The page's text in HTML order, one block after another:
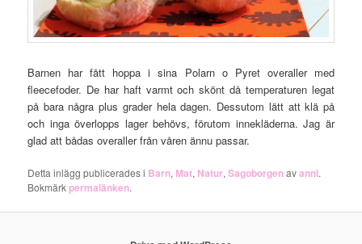
Barnen har fått hoppa i sina Polarn o Pyret overaller med
fleecefoder. De har haft varmt och skönt då temperaturen legat
på bara några plus grader hela dagen. Dessutom lätt att klä på
och inga överlopps lager behövs, förutom innekläderna. Jag är
glad att bådas overaller från våren ännu passar.
Detta inlägg publicerades i Barn, Mat, Natur,Sagoborgenavanni.
Bokmärkpermalänken.